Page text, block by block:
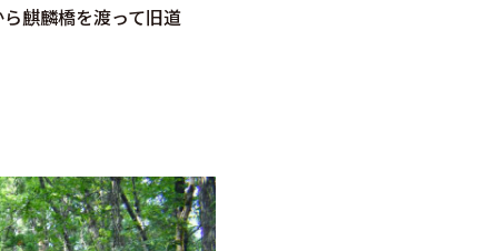
麒麟橋を渡って旧道